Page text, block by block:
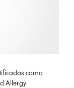
como
Allergy